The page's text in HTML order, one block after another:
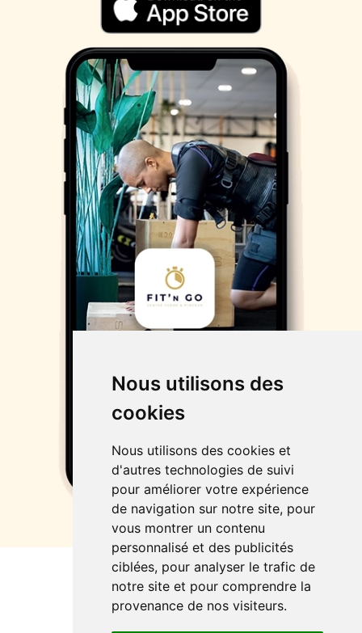
Nous utilisons des
cookies
Nous utilisons des cookies et
d'autres technologies de suivi
pour améliorer votre expérience
de navigation sur notre site, pour
vous montrer un contenu
personnalisé et des publicités
ciblées, pour analyser le trafic de
notre site et pour comprendre la
provenance de nos visiteurs.
Fit'n Go Mozac
Rue René Robin 63200 Mozac
09 84 13 79 21